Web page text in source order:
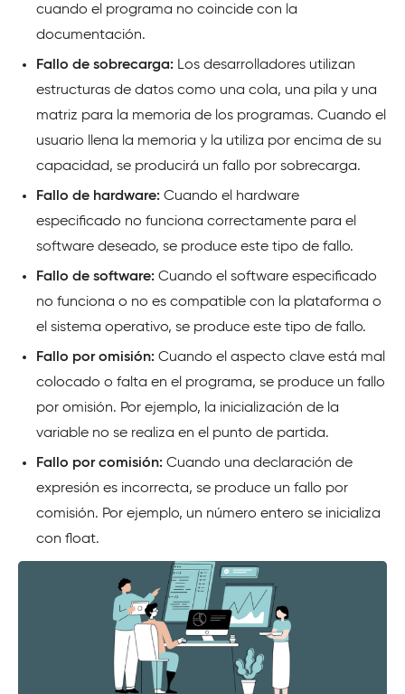
cuando el programa no coincide con la
documentación.
Fallo de sobrecarga: Los desarrolladores utilizan
estructuras de datos como una cola, una pila y una
matriz para la memoria de los programas. Cuando el
usuario llena la memoria y la utiliza por encima de su
capacidad, se producirá un fallo por sobrecarga.
Fallo de hardware: Cuando el hardware
especificado no funciona correctamente para el
software deseado, se produce este tipo de fallo.
Fallo de software: Cuando el software especificado
no funciona o no es compatible con la plataforma o
el sistema operativo, se produce este tipo de fallo.
Fallo por omisión: Cuando el aspecto clave está mal
colocado o falta en el programa, se produce un fallo
por omisión. Por ejemplo, la inicialización de la
variable no se realiza en el punto de partida.
Fallo por comisión: Cuando una declaración de
expresión es incorrecta, se produce un fallo por
comisión. Por ejemplo, un número entero se inicializa
con float.